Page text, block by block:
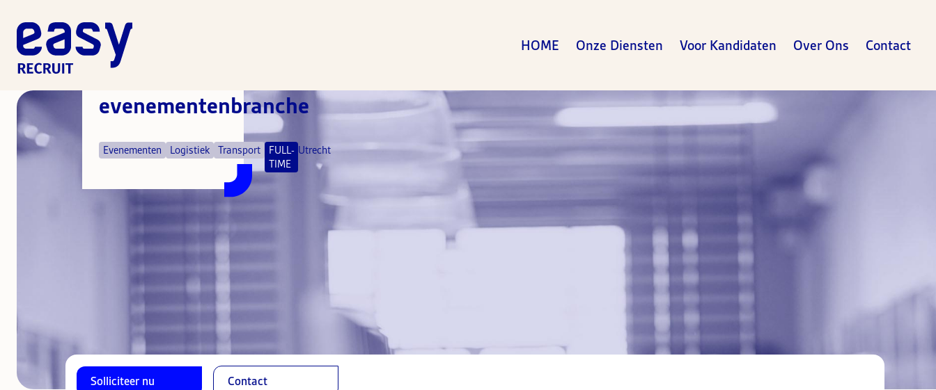
HOME Onze Diensten Voor Kandidaten Over Ons Contact
Magazijnchef
(fulltime)
evenementenbranche
Evenementen Logistiek Transport
FULL-
TIME
Utrecht
Solliciteer nu Contact